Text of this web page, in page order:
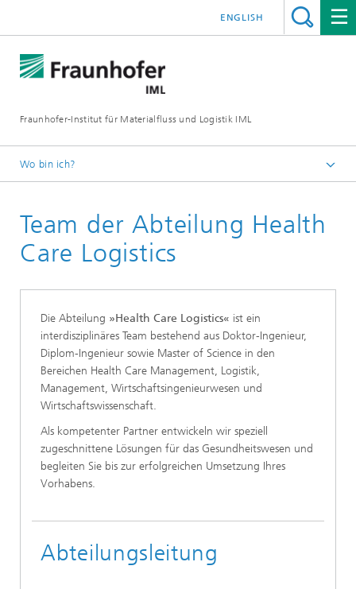
Fraunhofer-Institut für Materialfluss und Logistik IML
ENGLISH
Wo bin ich?
Abteilungen
Logistik, Verkehr und Umwelt
Health Care Logistics
Team der Abteilung Health
Care Logistics
Die Abteilung »Health Care Logistics« ist ein
interdisziplinäres Team bestehend aus Doktor-Ingenieur,
Diplom-Ingenieur sowie Master of Science in den
Bereichen Health Care Management, Logistik,
Management, Wirtschaftsingenieurwesen und
Wirtschaftswissenschaft.
Als kompetenter Partner entwickeln wir speziell
zugeschnittene Lösungen für das Gesundheitswesen und
begleiten Sie bis zur erfolgreichen Umsetzung Ihres
Vorhabens.
Abteilungsleitung